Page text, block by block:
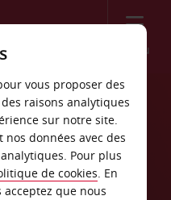
Menu
de
vous proposer des
raisons analytiques
sur notre site.
données avec des
Pour plus
de cookies. En
acceptez que nous